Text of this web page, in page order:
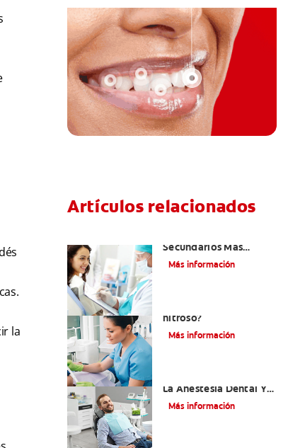
la
Artículos relacionados
Secundarios Más
Comunes De La
Más información
nitroso?
Más información
La Anestesia Dental Y
Causas De Tratamiento
Más información